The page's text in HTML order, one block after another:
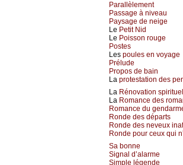
Parallèlement
Passage à niveau
Paysage de neige
Le Petit Nid
Le Poisson rouge
Postes
Les poules en voyage
Prélude
Propos de bain
La protestation des
La Rénovation
La Romance des
Romance du
Ronde des départs
Ronde des neveux
Ronde pour ceux qui
Sa bonne
Signal d’alarme
Simple légende